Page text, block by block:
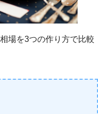
場を3つの作り方で比較